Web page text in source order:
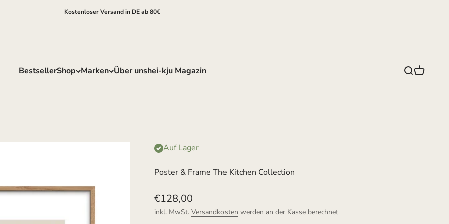
Kostenloser Versand in DE ab 80€
BestsellerShop Marken Über unshei-kju Magazin Suche
Auf Lager
Poster & Frame The Kitchen Collection
Angebot
€128,00
inkl. MwSt. Versandkosten werden an der Kasse berechnet